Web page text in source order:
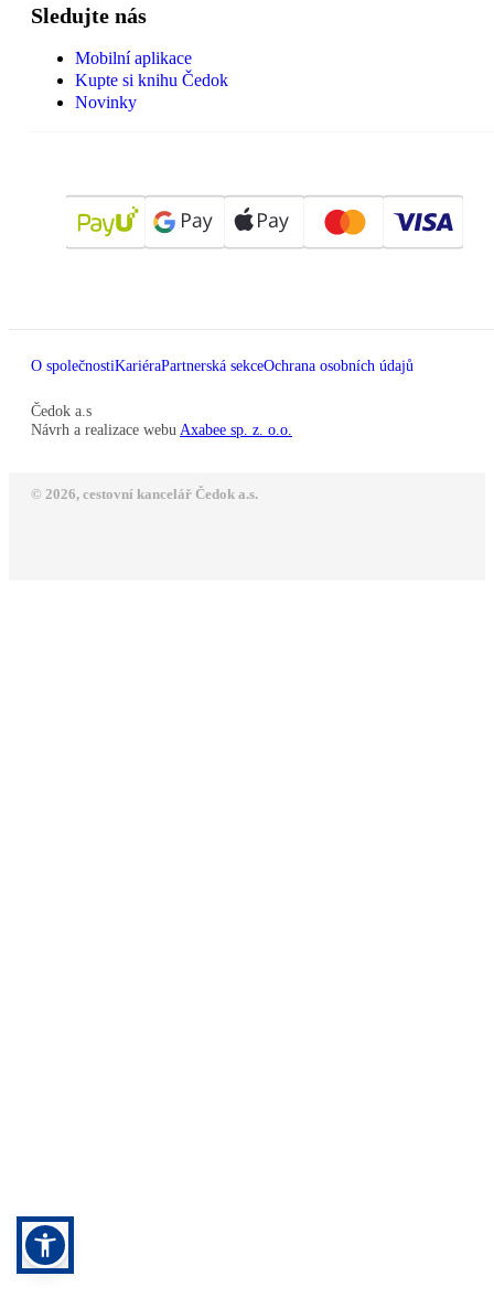
Sledujte nás
Mobilní aplikace
Kupte si knihu Čedok
Novinky
O společnostiKariéraPartnerská sekceOchrana osobních údajů
Čedok a.s
Návrh a realizace webu Axabee sp. z. o.o.
© 2026, cestovní kancelář Čedok a.s.